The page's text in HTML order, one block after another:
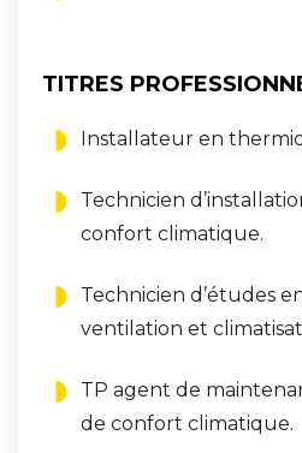
TITRES
Installateur en
Technicien
confort climatique.
Technicien d’études
ventilation et
TP agent de
de confort climatique.